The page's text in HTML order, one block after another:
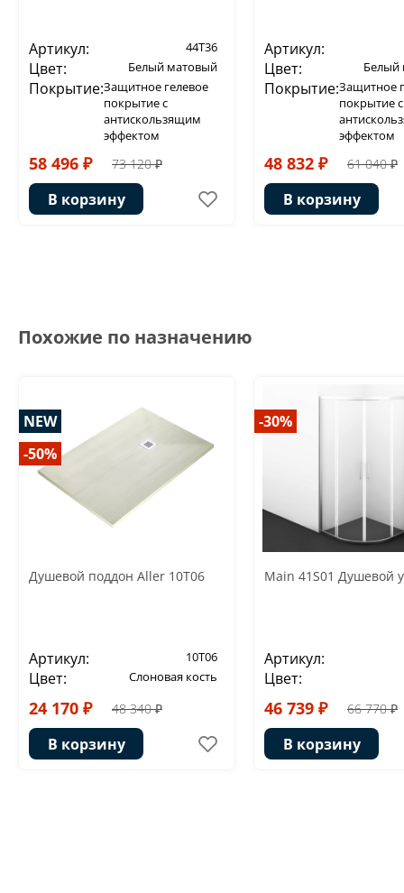
Артикул: 44T36
Цвет: Белый матовый
Покрытие:Защитное гелевое
покрытие с
антискользящим
эффектом
58 496 ₽ 73 120 ₽
В корзину
Артикул:
Цвет:
Белый
Покрытие:Защитное
покрытие с
эффектом
48 832 ₽ 61 040 ₽
В корзину
Похожие по назначению
NEW
-50%
Душевой поддон Aller 10T06
Артикул: 10T06
Цвет: Слоновая кость
24 170 ₽ 48 340 ₽
В корзину
-30%
Main 41S01 Душевой
Артикул:
Цвет:
46 739 ₽ 66 770 ₽
В корзину